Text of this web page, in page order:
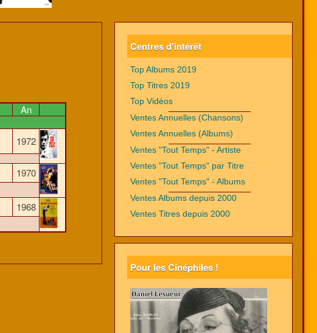
An
1972
1970
1968
Centres d'intérêt
Top Albums 2019
Top Titres 2019
Top Vidéos
Ventes Annuelles (Chansons)
Ventes Annuelles (Albums)
Ventes "Tout Temps" - Artiste
Ventes "Tout Temps" par Titre
Ventes "Tout Temps" - Albums
Ventes Albums depuis 2000
Ventes Titres depuis 2000
Pour les Cinéphiles !